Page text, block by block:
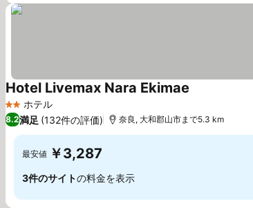
2 ホテルのランク
ホテル
Hotel Livemax Nara Ekimae
8.2満足 (132件の評価) 奈良, 大和郡山市まで5.3 km
最安値 ￥3,287
3件のサイトの料金を表示